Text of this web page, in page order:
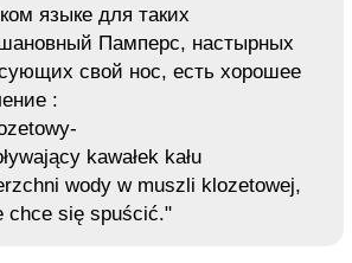
языке для таких
Памперс, настырных
свой нос, есть хорошее
:
kawałek kału
wody w muszli klozetowej,
chce się spuścić."